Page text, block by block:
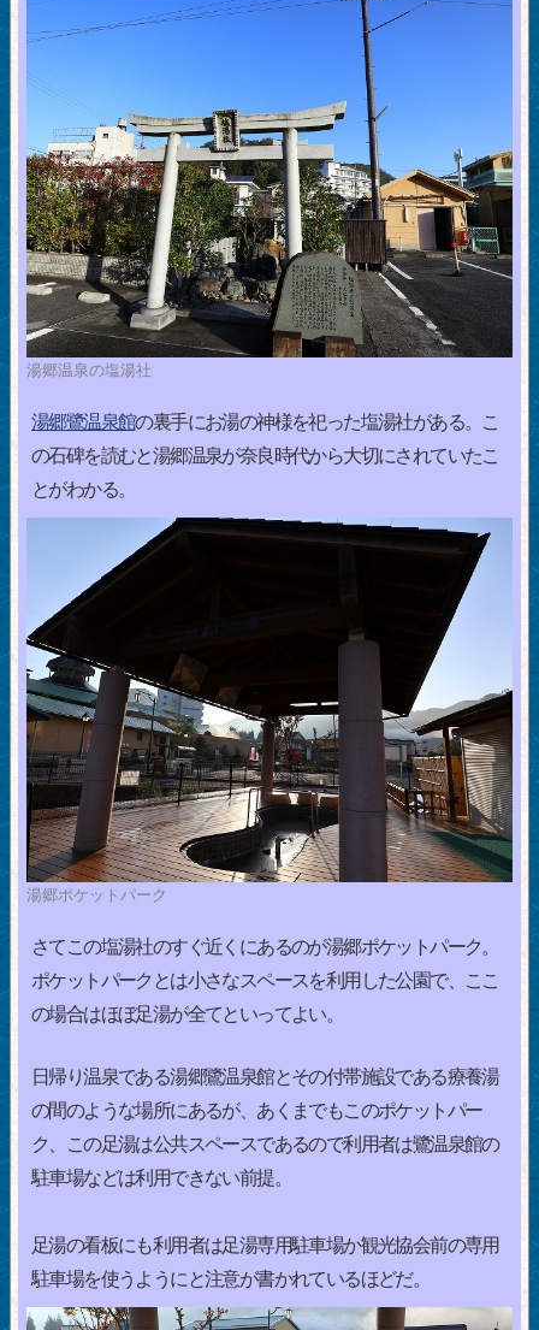
湯郷温泉の塩湯社
湯郷鷺温泉館の裏手にお湯の神様を祀った塩湯社がある。こ
の石碑を読むと湯郷温泉が奈良時代から大切にされていたこ
とがわかる。
湯郷ポケットパーク
さてこの塩湯社のすぐ近くにあるのが湯郷ポケットパーク。
ポケットパークとは小さなスペースを利用した公園で、ここ
の場合はほぼ足湯が全てといってよい。
日帰り温泉である湯郷鷺温泉館とその付帯施設である療養湯
の間のような場所にあるが、あくまでもこのポケットパー
ク、この足湯は公共スペースであるので利用者は鷺温泉館の
駐車場などは利用できない前提。
足湯の看板にも利用者は足湯専用駐車場か観光協会前の専用
駐車場を使うようにと注意が書かれているほどだ。